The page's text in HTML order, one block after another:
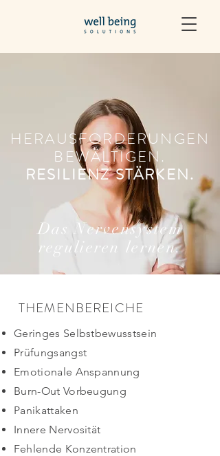
HERAUSFORDERUNGEN
BEWÄLTIGEN.
RESILIENZ STÄRKEN.
Das Nervensystem
regulieren lernen.
THEMENBEREICHE
Geringes Selbstbewusstsein
Prüfungsangst
Emotionale Anspannung
Burn-Out Vorbeugung
Panikattaken
Innere Nervosität
Fehlende Konzentration